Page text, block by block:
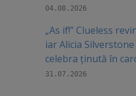
04.08.2026
„As if!” Clueless
iar Alicia
celebra ținută în
31.07.2026